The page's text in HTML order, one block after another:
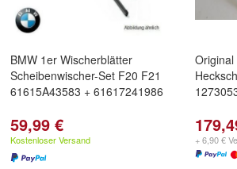
BMW 1er Wischerblätter
Scheibenwischer-Set F20 F21
61615A43583 + 61617241986
59,99 €
Kostenloser Versand + 6,90 €